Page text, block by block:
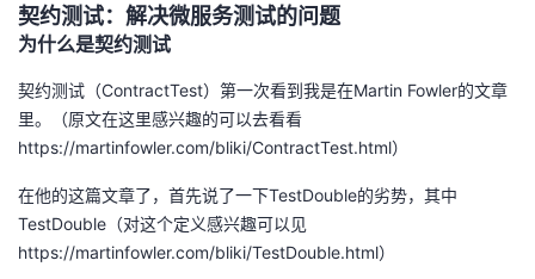
页
开
者
我
的
我
契约测试：解决微服务测试的问题
为什么是契约测试
契约测试（ContractTest）第一次看到我是在Martin Fowler的文章
里。（原文在这里感兴趣的可以去看看
https://martinfowler.com/bliki/ContractTest.html）
在他的这篇文章了，首先说了一下TestDouble的劣势，其中
TestDouble（对这个定义感兴趣可以见
https://martinfowler.com/bliki/TestDouble.html）